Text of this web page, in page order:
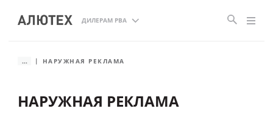
ДИЛЕРАМ РВА
... НАРУЖНАЯ РЕКЛАМА
НАРУЖНАЯ РЕКЛАМА